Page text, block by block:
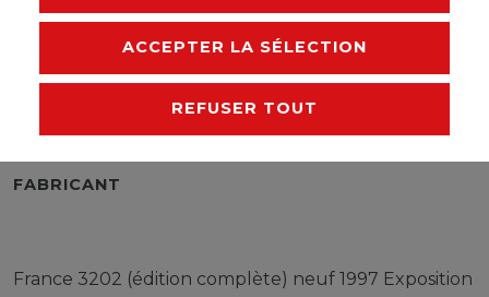
DESCRIPTION
AUTRES DÉTAILS
RESPONSABLE DE L'UE
FABRICANT
France 3202 (édition complète) neuf 1997 Exposition
ACCEPTER LA SÉLECTION
REFUSER TOUT